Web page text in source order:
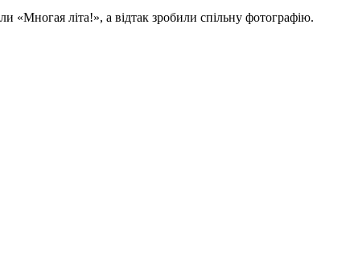
«Многая літа!», а відтак зробили спільну фотографію.